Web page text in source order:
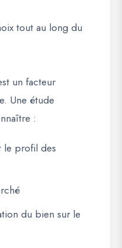
tout au long du
un facteur
Une étude
:
le profil des
du bien sur le